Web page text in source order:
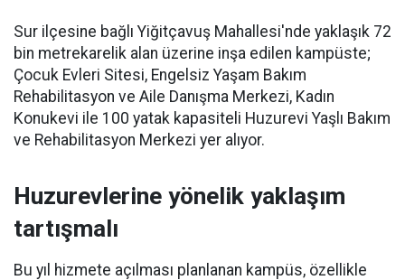
Sur ilçesine bağlı Yiğitçavuş Mahallesi'nde yaklaşık 72
bin metrekarelik alan üzerine inşa edilen kampüste;
Çocuk Evleri Sitesi, Engelsiz Yaşam Bakım
Rehabilitasyon ve Aile Danışma Merkezi, Kadın
Konukevi ile 100 yatak kapasiteli Huzurevi Yaşlı Bakım
ve Rehabilitasyon Merkezi yer alıyor.
Huzurevlerine yönelik yaklaşım
tartışmalı
Bu yıl hizmete açılması planlanan kampüs, özellikle